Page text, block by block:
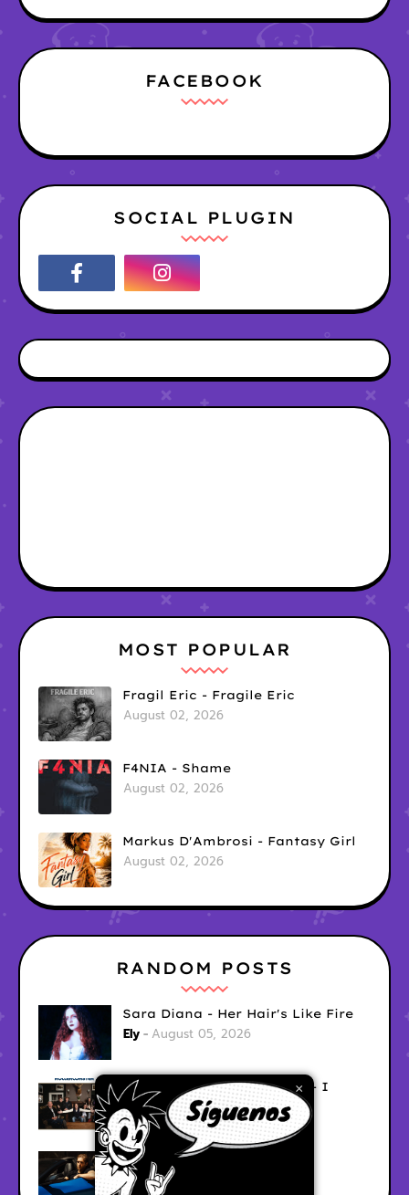
FACEBOOK
SOCIAL PLUGIN
×
MOST POPULAR
Fragil Eric - Fragile Eric
August 02, 2026
F4NIA - Shame
August 02, 2026
Markus D'Ambrosi - Fantasy Girl
August 02, 2026
RANDOM POSTS
Sara Diana - Her Hair's Like Fire
Ely August 05, 2026
Good Vibes Rollercoaster - I
Don't Care
Ely August 05, 2026
Hyperwulf - FaceTime
Ely August 04, 2026